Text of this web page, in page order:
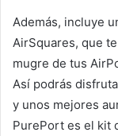
Además, incluye
AirSquares, que
mugre de tus
Así podrás
y unos mejores
PurePort es el kit